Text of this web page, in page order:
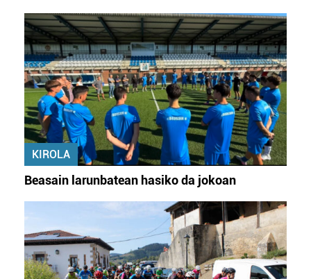
KIROLA
Beasain larunbatean hasiko da jokoan